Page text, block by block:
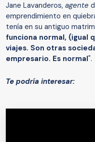
Jane Lavanderos, agente
emprendimiento en
tenía en su antiguo
funciona normal, (igual
viajes. Son otras
empresario. Es normal".
Te podría interesar: